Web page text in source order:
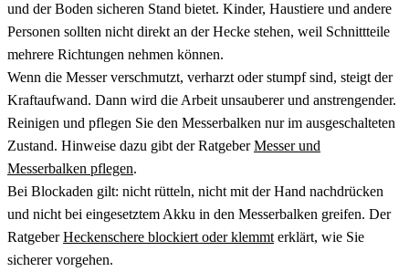
und der Boden sicheren Stand bietet. Kinder, Haustiere und andere
Personen sollten nicht direkt an der Hecke stehen, weil Schnittteile
mehrere Richtungen nehmen können.
Wenn die Messer verschmutzt, verharzt oder stumpf sind, steigt der
Kraftaufwand. Dann wird die Arbeit unsauberer und anstrengender.
Reinigen und pflegen Sie den Messerbalken nur im ausgeschalteten
Zustand. Hinweise dazu gibt der RatgeberMesser und
Messerbalken pflegen.
Bei Blockaden gilt: nicht rütteln, nicht mit der Hand nachdrücken
und nicht bei eingesetztem Akku in den Messerbalken greifen. Der
RatgeberHeckenschere blockiert oder klemmt erklärt, wie Sie
sicherer vorgehen.